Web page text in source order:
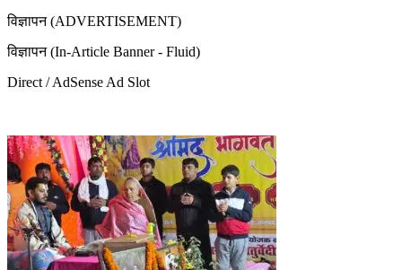
विज्ञापन (ADVERTISEMENT)
विज्ञापन (In-Article Banner - Fluid)
Direct / AdSense Ad Slot